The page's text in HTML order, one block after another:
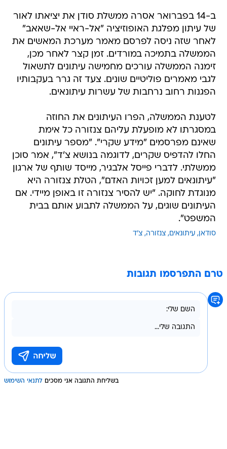
ב-14 בפברואר אסרה ממשלת סודן את יציאתו לאור
של עיתון מפלגת האופוזיציה "אל-ראיי אל-שאאב"
לאחר שזה ניסה לפרסם מאמר מערכת המאשים את
הממשלה בתמיכה במורדים. זמן קצר לאחר מכן,
זימנה הממשלה עורכים מחמישה עיתונים לתשאול
לגבי מאמרים פוליטיים שונים. צעד זה גרר בעקבותיו
הפגנות רחוב נרחבות של עשרות עיתונאים.
לטענת הממשלה, הפרו העיתונים את החוזה
במסגרתו לא מופעלת עליהם צנזורה כל אימת
שאינם מפרסמים "מידע שקרי". "מספר עיתונים
החלו להדפיס שקרים, לדוגמה בנושא צ'ד", אמר סוכן
ממשלתי. לדברי פייסל אלבגיר, מייסד שותף של ארגון
"עיתונאים למען זכויות האדם", הטלת צנזורה היא
מנוגדת לחוקה. "יש להסיר צנזורה זו באופן מיידי. אם
העיתונים שוגים, על הממשלה לתבוע אותם בבית
המשפט".
סודאן עיתונאים צנזורה צ'ד
טרם התפרסמו תגובות
בשליחת התגובה אני מסכים לתנאי השימוש